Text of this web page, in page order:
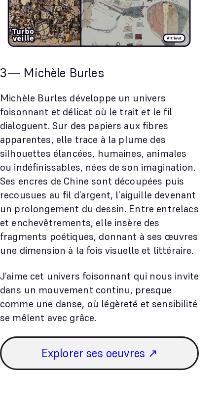
3— Michèle Burles
Michèle Burles développe un univers
foisonnant et délicat où le trait et le fil
dialoguent. Sur des papiers aux fibres
apparentes, elle trace à la plume des
silhouettes élancées, humaines, animales
ou indéfinissables, nées de son imagination.
Ses encres de Chine sont découpées puis
recousues au fil d’argent, l’aiguille devenant
un prolongement du dessin. Entre entrelacs
et enchevêtrements, elle insère des
fragments poétiques, donnant à ses œuvres
une dimension à la fois visuelle et littéraire.
J’aime cet univers foisonnant qui nous invite
dans un mouvement continu, presque
comme une danse, où légèreté et sensibilité
se mêlent avec grâce.
Explorer ses oeuvres ↗